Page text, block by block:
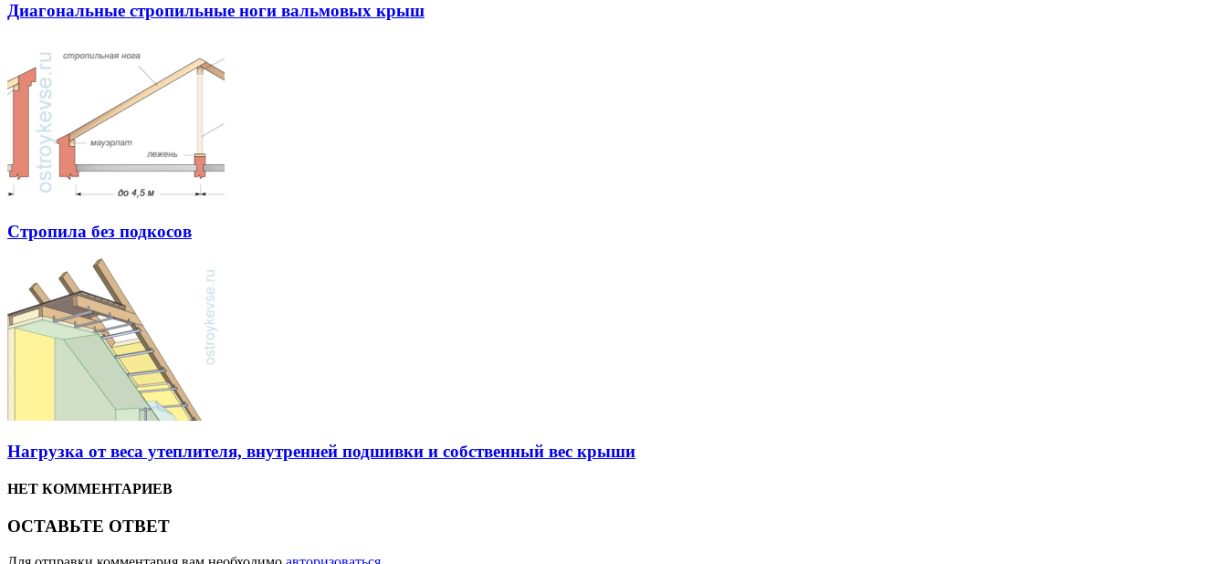
Диагональные стропильные ноги вальмовых крыш
Стропила без подкосов
Нагрузка от веса утеплителя, внутренней подшивки и собственный вес крыши
НЕТ КОММЕНТАРИЕВ
ОСТАВЬТЕ ОТВЕТ